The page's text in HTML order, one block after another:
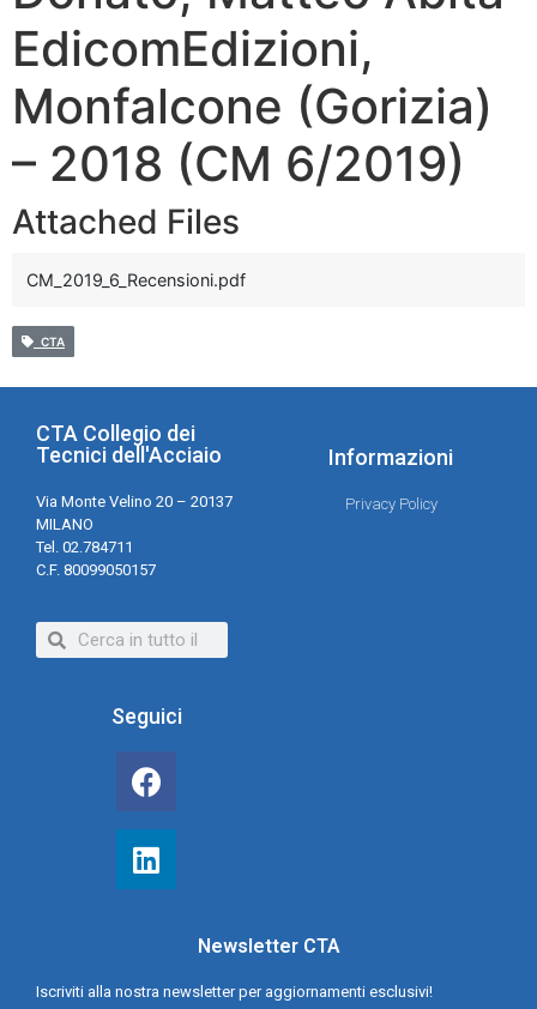
EdicomEdizioni,
Monfalcone (Gorizia)
– 2018 (CM 6/2019)
Attached Files
CM_2019_6_Recensioni.pdf
CTA
CTA Collegio dei
Tecnici dell'Acciaio
Via Monte Velino 20 – 20137
MILANO
Tel. 02.784711
C.F. 80099050157
Informazioni
Privacy Policy
Seguici
Newsletter CTA
Iscriviti alla nostra newsletter per aggiornamenti esclusivi!